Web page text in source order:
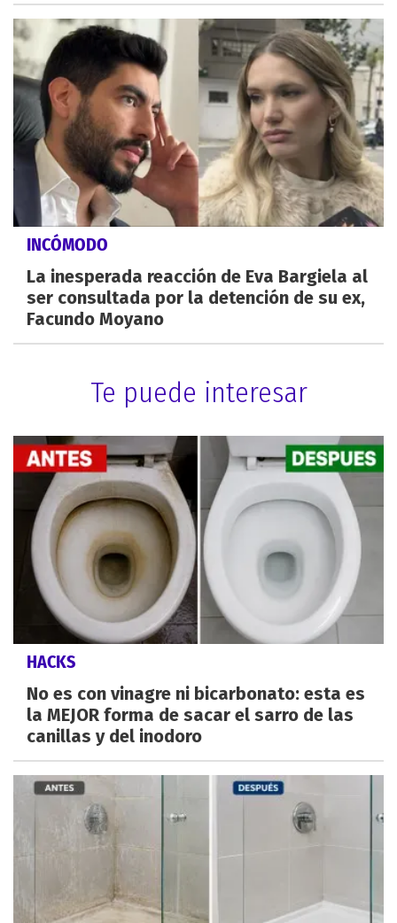
INCÓMODO
La inesperada reacción de Eva Bargiela al
ser consultada por la detención de su ex,
Facundo Moyano
Te puede interesar
HACKS
No es con vinagre ni bicarbonato: esta es
la MEJOR forma de sacar el sarro de las
canillas y del inodoro